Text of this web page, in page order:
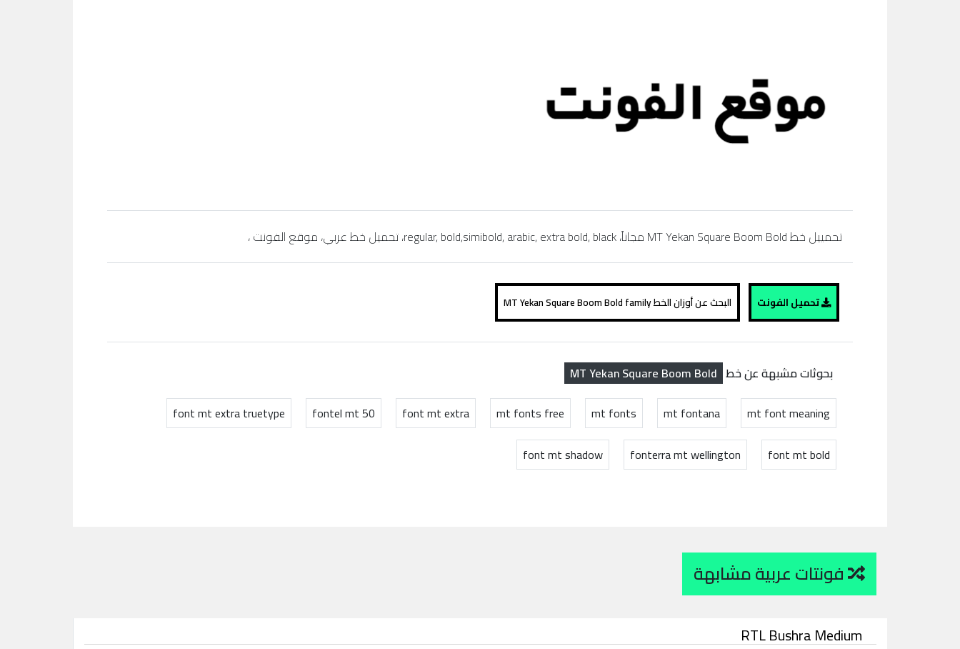
تحمييل خط MT Yekan Square Boom Bold مجاناً، regular, bold,simibold, arabic, extra bold, black، تحميل خط عربي، موقع الفونت ،
تحميل الفونت البحث عن أوزان الخط MT Yekan Square Boom Bold family
بحوثات مشبهة عن خط MT Yekan Square Boom Bold
mt font meaning
mt fontana
mt fonts
mt fonts free
font mt extra
fontel mt 50
font mt extra truetype
font mt bold
fonterra mt wellington
font mt shadow
RTL Bushra Medium